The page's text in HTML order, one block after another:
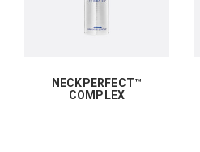
NECKPERFECT™
COMPLEX